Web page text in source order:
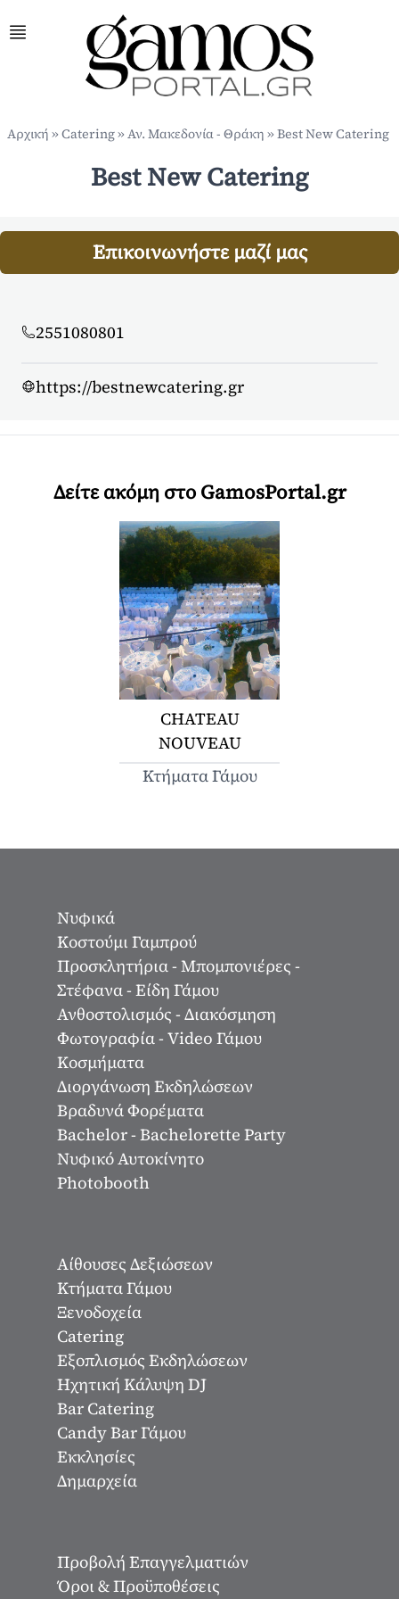
Αρχική »Catering»Αν. Μακεδονία - Θράκη »Best New Catering
Best New Catering
Επικοινωνήστε μαζί μας
2551080801
https://bestnewcatering.gr
Δείτε ακόμη στο GamosPortal.gr
CHATEAU
NOUVEAU
Κτήματα Γάμου
Νυφικά
Κοστούμι Γαμπρού
Προσκλητήρια - Μπομπονιέρες -
Στέφανα - Είδη Γάμου
Ανθοστολισμός - Διακόσμηση
Φωτογραφία - Video Γάμου
Κοσμήματα
Διοργάνωση Εκδηλώσεων
Βραδυνά Φορέματα
Bachelor - Bachelorette Party
Νυφικό Αυτοκίνητο
Photobooth
Αίθουσες Δεξιώσεων
Κτήματα Γάμου
Ξενοδοχεία
Catering
Εξοπλισμός Εκδηλώσεων
Ηχητική Κάλυψη DJ
Bar Catering
Candy Bar Γάμου
Εκκλησίες
Δημαρχεία
Προβολή Επαγγελματιών
Όροι & Προϋποθέσεις